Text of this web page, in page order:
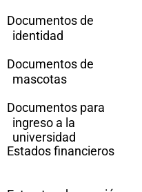
Documentos de
identidad
Documentos de
mascotas
Documentos para
ingreso a la
universidad
Estados financieros